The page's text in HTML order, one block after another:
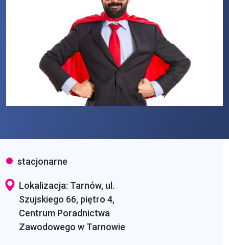
stacjonarne
Lokalizacja: Tarnów, ul.
Szujskiego 66, piętro 4,
Centrum Poradnictwa
Zawodowego w Tarnowie